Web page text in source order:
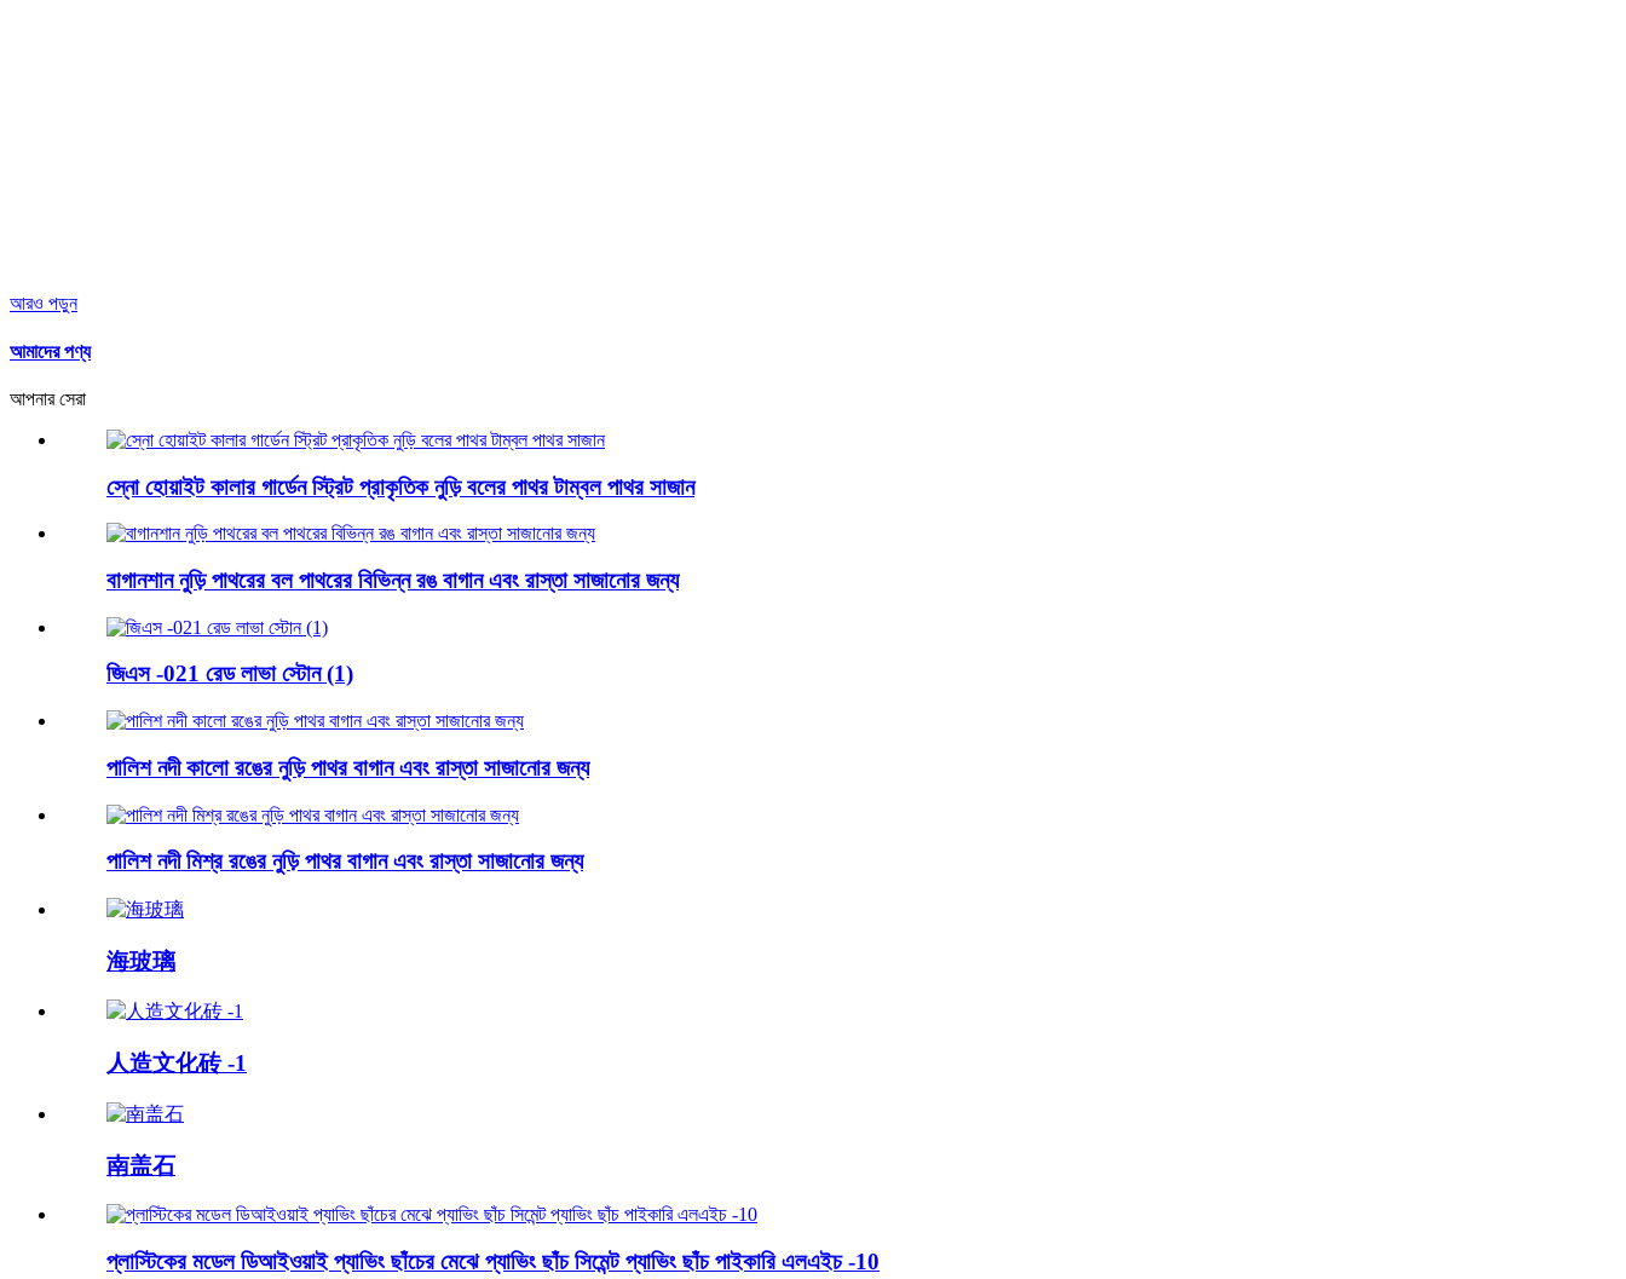
আরও পড়ুন
আমাদের পণ্য
আপনার সেরা
স্নো হোয়াইট কালার গার্ডেন স্ট্রিট প্রাকৃতিক নুড়ি বলের পাথর টাম্বল পাথর সাজান
বাগানশান নুড়ি পাথরের বল পাথরের বিভিন্ন রঙ বাগান এবং রাস্তা সাজানোর জন্য
জিএস -021 রেড লাভা স্টোন (1)
পালিশ নদী কালো রঙের নুড়ি পাথর বাগান এবং রাস্তা সাজানোর জন্য
পালিশ নদী মিশ্র রঙের নুড়ি পাথর বাগান এবং রাস্তা সাজানোর জন্য
海玻璃
人造文化砖 -1
南盖石
প্লাস্টিকের মডেল ডিআইওয়াই প্যাভিং ছাঁচের মেঝে প্যাভিং ছাঁচ সিমেন্ট প্যাভিং ছাঁচ পাইকারি এলএইচ -10